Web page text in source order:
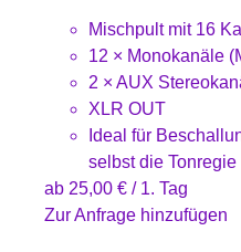
Mischpult mit 16
12 × Monokanäle
2 × AUX
XLR OUT
Ideal für
selbst die Tonregie
ab 25,00 € / 1. Tag
Zur Anfrage hinzufügen